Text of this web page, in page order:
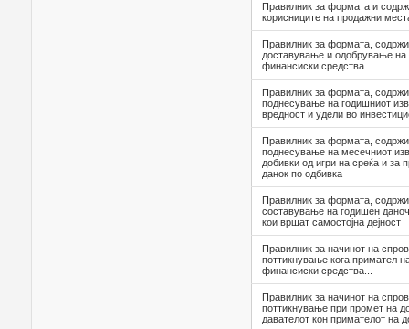
Правилник за формата и
корисниците на продажни
Правилник за формата,
доставување и одобрување на
финансиски средства
Правилник за формата,
поднесување на годишниот
вредност и удели во
Правилник за формата,
поднесување на месечниот
добивки од игри на среќа и за
данок по одбивка
Правилник за формата,
составување на годишен
кои вршат самостојна дејност
Правилник за начинот на
поттикнување кога примател
финансиски средства...
Правилник за начинот на
поттикнување при промет на
давателот кон примателот на